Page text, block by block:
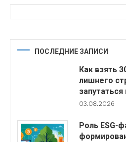
ПОСЛЕДНИЕ ЗАПИСИ
Как взять
лишнего
запутаться
03.08.2026
Роль ESG-